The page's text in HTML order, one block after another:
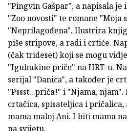
"Pingvin Gašpar", a napisala
"Zoo novosti" te romane "Moja
"Neprilagođena". Ilustrira
piše stripove, a radi i crtiće.
(čak trideset) koji se mogu
"Igubukine priče" na HRT-u.
serijal "Danica", a također je
"Pssst...priča!" i "Njama, njam".
crtačica, spisateljica i pričalica,
mama maloj Ani. I biti mama
na svijetu.